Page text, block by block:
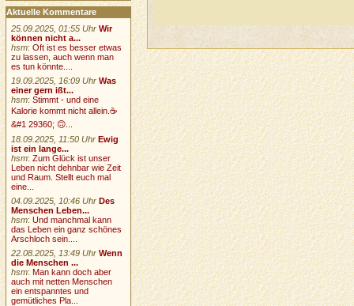
Aktuelle Kommentare
25.09.2025, 01:55 Uhr Wir
können nicht a...
hsm:Oft ist es besser etwas
zu lassen, auch wenn man
es tun könnte....
19.09.2025, 16:09 Uhr Was
einer gern ißt...
hsm:Stimmt - und eine
Kalorie kommt nicht allein.☕
&#1 29360; 🙃...
18.09.2025, 11:50 Uhr Ewig
ist ein lange...
hsm:Zum Glück ist unser
Leben nicht dehnbar wie Zeit
und Raum. Stellt euch mal
eine...
04.09.2025, 10:46 Uhr Des
Menschen Leben...
hsm:Und manchmal kann
das Leben ein ganz schönes
Arschloch sein....
22.08.2025, 13:49 Uhr Wenn
die Menschen ...
hsm:Man kann doch aber
auch mit netten Menschen
ein entspanntes und
gemütliches Pla...